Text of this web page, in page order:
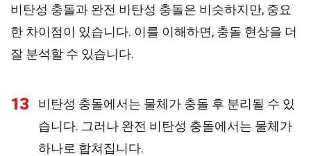
비탄성 충돌과 완전 비탄성 충돌은 비슷하지만, 중요
한 차이점이 있습니다. 이를 이해하면, 충돌 현상을 더
잘 분석할 수 있습니다.
13
비탄성 충돌에서는 물체가 충돌 후 분리될 수 있
습니다. 그러나 완전 비탄성 충돌에서는 물체가
하나로 합쳐집니다.